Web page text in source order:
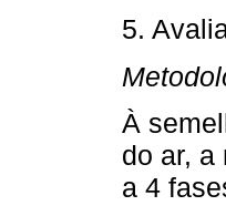
5.
À
do ar, a
a 4